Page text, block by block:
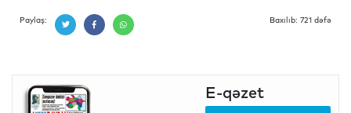
Paylaş: Baxılıb: 721 dəfə
E-qəzet